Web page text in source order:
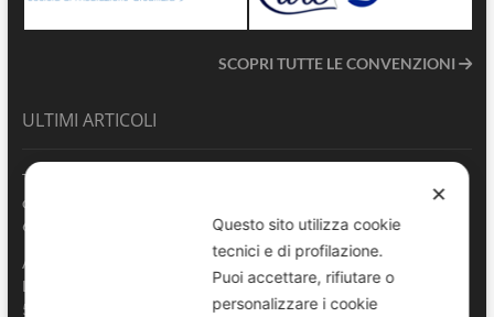
SCOPRI TUTTE LE CONVENZIONI
ULTIMI ARTICOLI
Terrasini 2026: aperte le pre-iscrizioni al 6° Convegno Regionale
delle Polizie Locali Siciliane
6 Agosto 2026
ANVU Sicilia esprime piena vicinanza al Comando di Polizia
Locale di Catania e all’Agente gravemente ferito in servizio
5 Agosto 2026
✕
Questo sito utilizza cookie
tecnici e di profilazione.
Puoi accettare, rifiutare o
personalizzare i cookie